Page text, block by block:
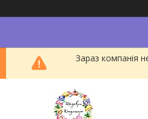
Зараз компанія